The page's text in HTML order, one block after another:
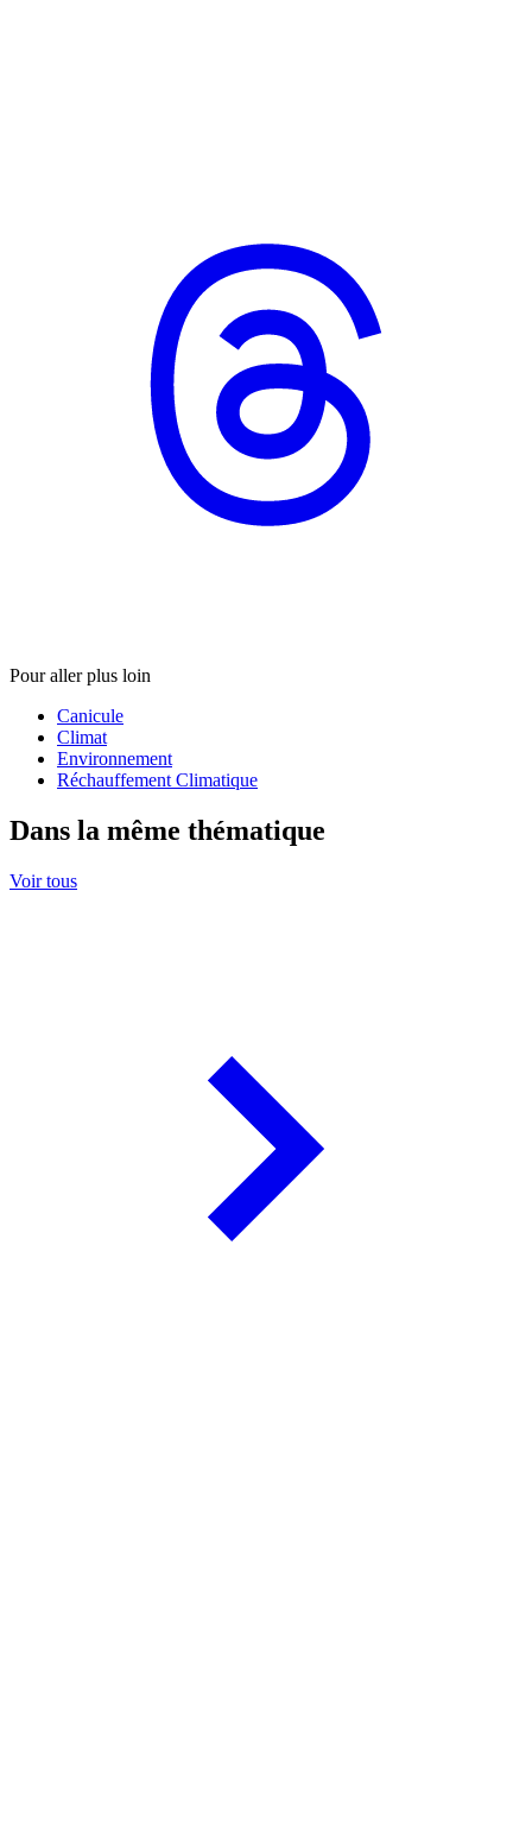
Pour aller plus loin
Canicule
Climat
Environnement
Réchauffement Climatique
Dans la même thématique
Voir tous